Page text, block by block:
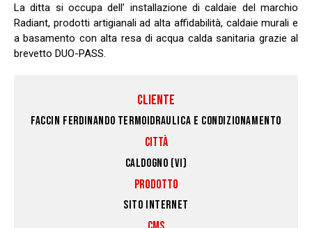
La ditta si occupa dell’ installazione di caldaie del marchio
Radiant, prodotti artigianali ad alta affidabilità, caldaie murali e
a basamento con alta resa di acqua calda sanitaria grazie al
brevetto DUO-PASS.
CLIENTE
FACCIN FERDINANDO TERMOIDRAULICA E CONDIZIONAMENTO
CITTÀ
CALDOGNO (VI)
PRODOTTO
SITO INTERNET